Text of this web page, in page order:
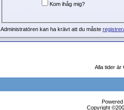
Kom ihåg mig?
Administratören kan ha krävt att du måste
Alla tider är
Copyright